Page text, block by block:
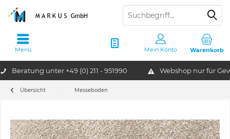
Beratung unter +49 (0) 211 - 951990 Webshop nur für
Warenkorb
Mein Konto
Menü
Übersicht Messeboden